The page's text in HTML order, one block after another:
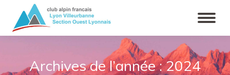
Archives de l’année :2024